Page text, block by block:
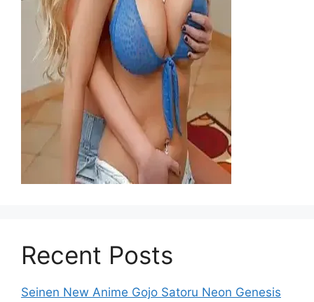
Recent Posts
Seinen New Anime Gojo Satoru Neon Genesis